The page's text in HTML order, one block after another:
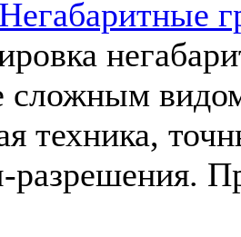
Негабаритные
сложным
техника,
разрешения.